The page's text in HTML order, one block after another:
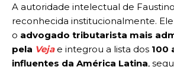
A autoridade intelectual de
reconhecida institucionalmente.
o advogado tributarista mais
pela Vejae integrou a lista dos 100
influentes da América Latina,